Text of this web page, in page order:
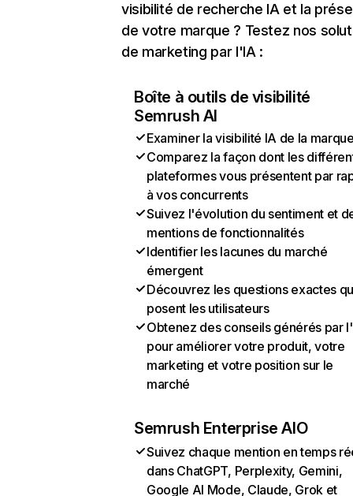
visibilité de recherche IA et la
de votre marque ? Testez nos
de marketing par l'IA :
Boîte à outils de visibilité
Semrush AI
Examiner la visibilité IA de la
Comparez la façon dont les
plateformes vous présentent par
à vos concurrents
Suivez l'évolution du sentiment et
mentions de fonctionnalités
Identifier les lacunes du marché
émergent
Découvrez les questions exactes
posent les utilisateurs
Obtenez des conseils générés par
pour améliorer votre produit, votre
marketing et votre position sur le
marché
Semrush Enterprise AIO
Suivez chaque mention en temps
dans ChatGPT, Perplexity, Gemini,
Google AI Mode, Claude, Grok et